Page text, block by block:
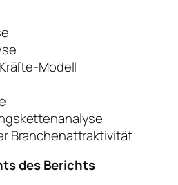
Modell
Branchenattraktivität
des Berichts